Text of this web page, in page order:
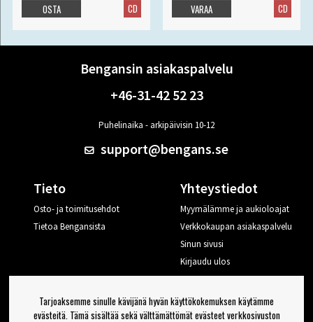
CD
OSTA CD
VARAA
Bengansin asiakaspalvelu
+46-31-42 52 23
Puhelinaika - arkipäivisin 10-12
support@bengans.se
Tieto
Osto- ja toimitusehdot
Tietoa Bengansista
Yhteystiedot
Myymälämme ja aukioloajat
Verkkokaupan asiakaspalvelu
Sinun sivusi
Kirjaudu ulos
Haluan vinkkejä Bengansilta
Tarjoaksemme sinulle kävijänä hyvän käyttökokemuksen käytämme
evästeitä. Tämä sisältää sekä välttämättömät evästeet verkkosivuston